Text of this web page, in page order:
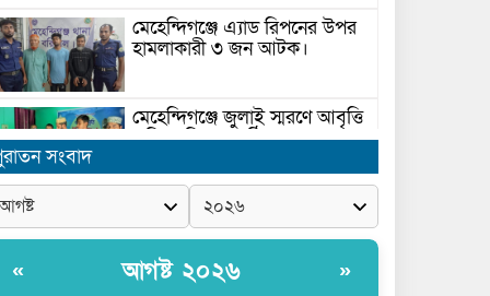
মেহেন্দিগঞ্জে এ্যাড রিপনের উপর
হামলাকারী ৩ জন আটক।
মেহেন্দিগঞ্জে জুলাই স্মরণে আবৃত্তি
প্রতিযোগিতা অনুষ্ঠিত।
সরকার ঘোষিত ফ্যামিলি কার্ড
সংক্রান্ত মাঠ পর্যায়ে তথ্য সংগ্রহে
মাঠকর্মীদের স্বচ্ছতা নিশ্চিত করনে
ধারনা প্রদান করেন নৌপরিবহন প্রতিমন্ত্রী রাজিব
সংবাদ
« আগষ্ট ২০২৬ »